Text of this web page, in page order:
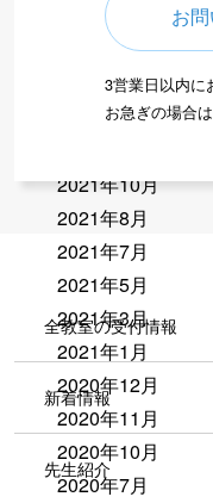
2023年6月
2023年5月
2023年3月
2023年2月
2021年10月
2021年8月
2021年7月
2021年5月
2021年3月
2021年1月
2020年12月
2020年11月
2020年10月
2020年7月
お
3営業日以内に
お急ぎの場合
全教室の受付情報
新着情報
先生紹介